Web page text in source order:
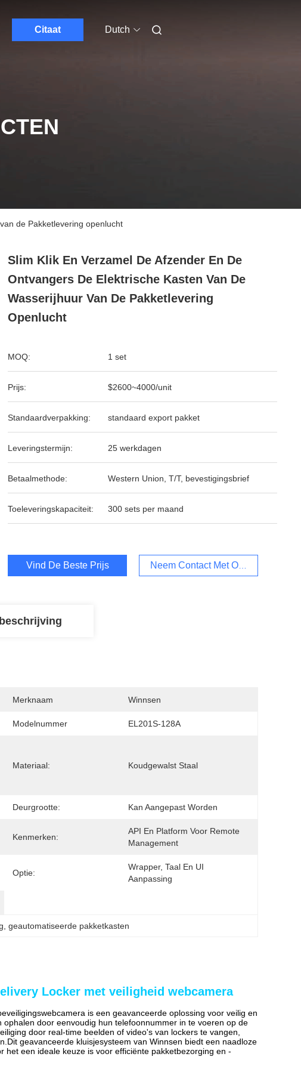
Citaat Dutch
de Pakketlevering openlucht
Slim Klik En Verzamel De Afzender En De
Ontvangers De Elektrische Kasten Van De
Wasserijhuur Van De Pakketlevering
Openlucht
MOQ: 1 set
Prijs: $2600~4000/unit
Standaardverpakking: standaard export pakket
Leveringstermijn: 25 werkdagen
Betaalmethode: Western Union, T/T, bevestigingsbrief
Toeleveringskapaciteit: 300 sets per maand
Vind De Beste Prijs Neem Contact Met Ons Op
Merknaam Winnsen
Modelnummer EL201S-128A
Materiaal: Koudgewalst Staal
Deurgrootte: Kan Aangepast Worden
Kenmerken:
API En Platform Voor Remote
Management
Optie:
Wrapper, Taal En UI
Aanpassing
, geautomatiseerde pakketkasten
Locker met veiligheid webcamera
is een geavanceerde oplossing voor veilig en
door eenvoudig hun telefoonnummer in te voeren op de
door real-time beelden of video's van lockers te vangen,
geavanceerde kluisjesysteem van Winnsen biedt een naadloze
een ideale keuze is voor efficiënte pakketbezorging en -